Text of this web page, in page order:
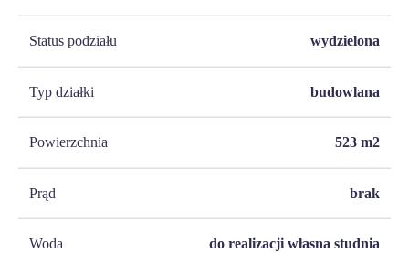
Status podziału wydzielona
Typ działki budowlana
Powierzchnia 523 m2
Prąd brak
Woda do realizacji własna studnia